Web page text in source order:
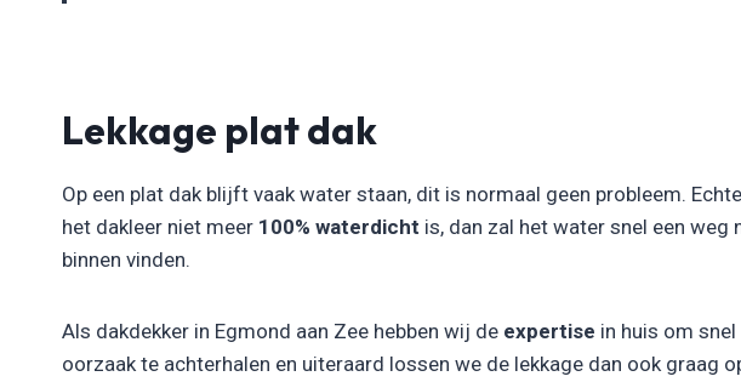
Lekkage plat dak
Op een plat dak blijft vaak water staan, dit is normaal geen probleem.
het dakleer niet meer 100% waterdicht is, dan zal het water snel een weg
binnen vinden.
Als dakdekker in Egmond aan Zee hebben wij de expertise in huis om snel
oorzaak te achterhalen en uiteraard lossen we de lekkage dan ook graag